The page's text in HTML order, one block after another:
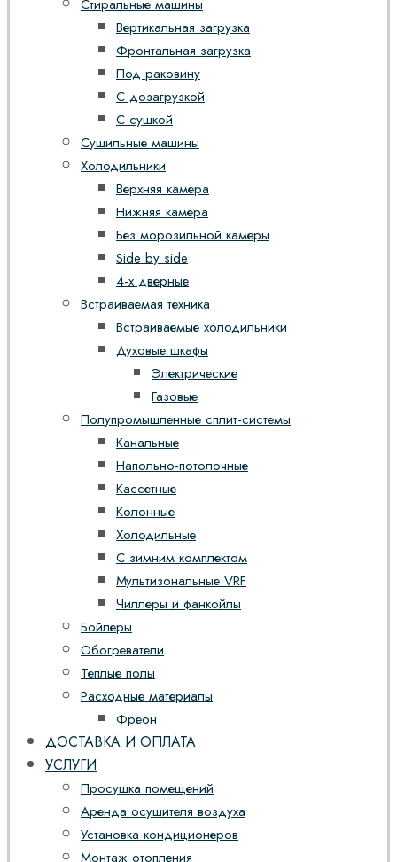
Стиральные машины
Вертикальная загрузка
Фронтальная загрузка
Под раковину
С дозагрузкой
С сушкой
Сушильные машины
Холодильники
Верхняя камера
Нижняя камера
Без морозильной камеры
Side by side
4-х дверные
Встраиваемая техника
Встраиваемые холодильники
Духовые шкафы
Электрические
Газовые
Полупромышленные сплит-системы
Канальные
Напольно-потолочные
Кассетные
Колонные
Холодильные
С зимним комплектом
Мультизональные VRF
Чиллеры и фанкойлы
Бойлеры
Обогреватели
Теплые полы
Расходные материалы
Фреон
ДОСТАВКА И ОПЛАТА
УСЛУГИ
Просушка помещений
Аренда осушителя воздуха
Установка кондиционеров
Монтаж отопления